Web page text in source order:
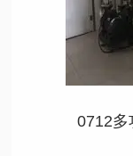
0712多